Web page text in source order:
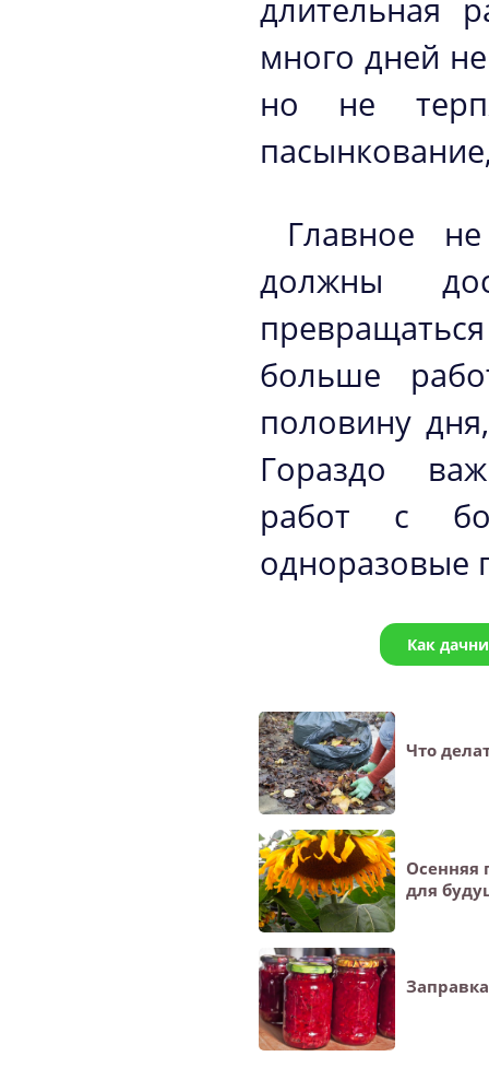
длительная
много дней
но не
Главное
должны
больше
половину
Гораздо
работ с
одноразовые
Как
Что
Осенняя
для